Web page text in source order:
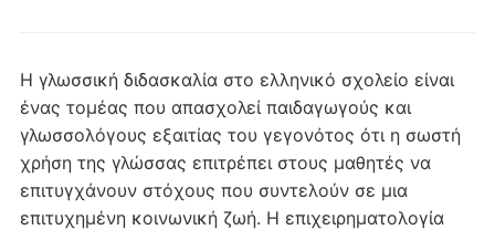
Η γλωσσική διδασκαλία στο ελληνικό σχολείο είναι
ένας τομέας που απασχολεί παιδαγωγούς και
γλωσσολόγους εξαιτίας του γεγονότος ότι η σωστή
χρήση της γλώσσας επιτρέπει στους μαθητές να
επιτυγχάνουν στόχους που συντελούν σε μια
επιτυχημένη κοινωνική ζωή. H επιχειρηματολογία